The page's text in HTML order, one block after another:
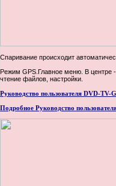
Спаривание происходит
Режим GPS.Главное меню. В центре
чтение файлов, настройки.
Руководство пользователя DVD-TV-
Подробное Руководство